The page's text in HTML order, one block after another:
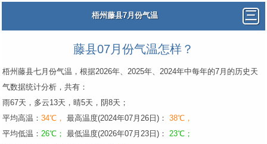
梧州藤县7月份气温
藤县07月份气温怎样？
梧州藤县七月份气温，根据2026年、2025年、2024年中每年的7月的历史天
气数据统计分析，共有：
雨67天，多云13天，晴5天，阴8天；
平均高温： 34℃， 最高温度(2024年07月26日)： 38℃，
平均低温： 26℃； 最低温度(2026年07月23日)： 23℃；